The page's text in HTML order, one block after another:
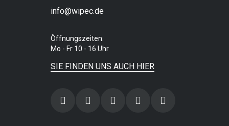
info@wipec.de
Öffnungszeiten:
Mo - Fr 10 - 16 Uhr
SIE FINDEN UNS AUCH HIER